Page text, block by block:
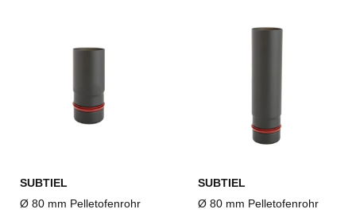
SUBTIEL
Ø 80 mm Pelletofenrohr
SUBTIEL
Ø 80 mm Pelletofenrohr